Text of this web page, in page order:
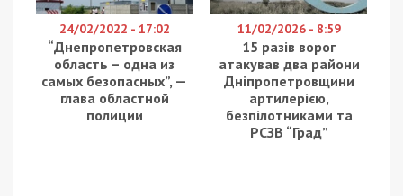
Деталі корупційної схеми
Як встановило слідство, у листопаді 2018 року
кіностудія оголосила тендер на закупівлю
телевізійного та аудіовізуального обладнання.
Переможцем була визначена заздалегідь
підконтрольна компанія. Особливістю договору
було те, що він не передбачав жодних штрафних